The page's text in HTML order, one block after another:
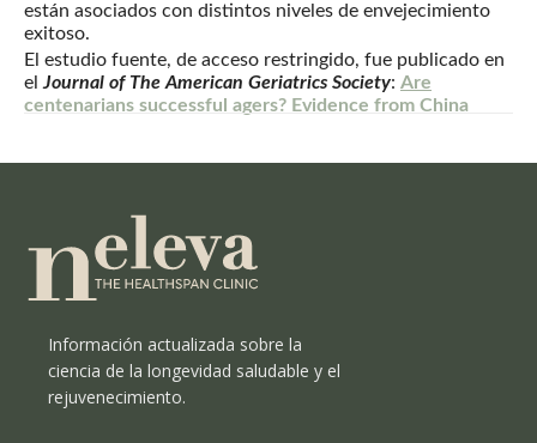
están asociados con distintos niveles de envejecimiento
exitoso.
El estudio fuente, de acceso restringido, fue publicado en
el Journal of The American Geriatrics Society: Are
centenarians successful agers? Evidence from China
Información actualizada sobre la
ciencia de la longevidad saludable y el
rejuvenecimiento.